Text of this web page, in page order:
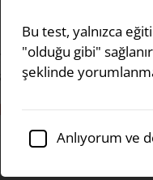
çünkü bunun,
yapmasıyla
Bu test, yalnızca
"olduğu gibi"
şeklinde
Anlıyorum ve